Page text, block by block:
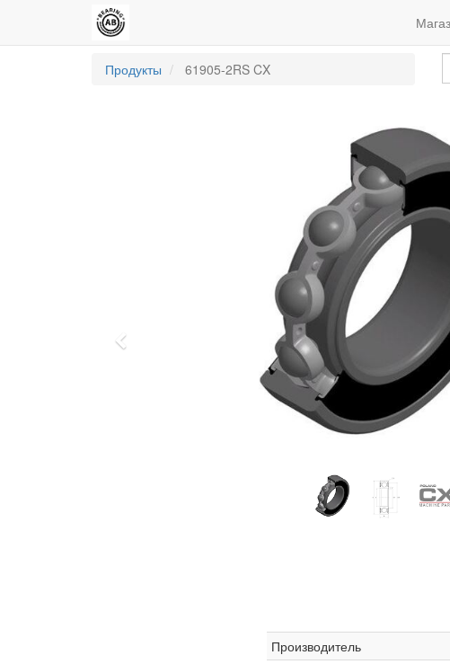
Продукты 61905-2RS CX
Производитель